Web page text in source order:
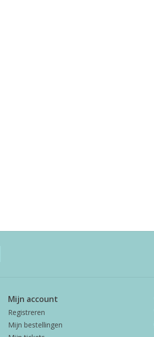
Mijn account
Registreren
Mijn bestellingen